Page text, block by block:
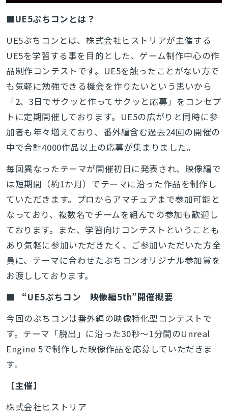
■UE5ぷちコンとは？
UE5ぷちコンとは、株式会社ヒストリアが主催する
UE5を学習する事を目的とした、ゲーム制作中心の作
品制作コンテストです。UE5を触ったことがない方で
も気軽に勉強できる機会を作りたいという思いから
「2、3日でサクッと作ってサクッと応募」をコンセプ
トに定期開催しております。UE5の広がりと同時に参
加者も年々増えており、番外編含む過去24回の開催の
中で合計4000作品以上の応募が集まりました。
毎回異なったテーマが開催初日に発表され、映像編で
は短期間（約1か月）でテーマに沿った作品を制作し
ていただきます。プロからアマチュアまで参加可能と
なっており、複数名でチームを組んでの参加も歓迎し
ております。また、学習向けコンテストということも
あり気軽に参加いただきたく、ご参加いただいた方全
員に、テーマに合わせたぷちコンオリジナル参加賞を
お渡ししております。
■
“UE5ぷちコン 映像編5th”開催概要
今回のぷちコンは番外編の映像特化型コンテストで
す。テーマ「脱出」に沿った30秒～1分間のUnreal
Engine 5で制作した映像作品を応募していただきま
す。
【主催】
株式会社ヒストリア